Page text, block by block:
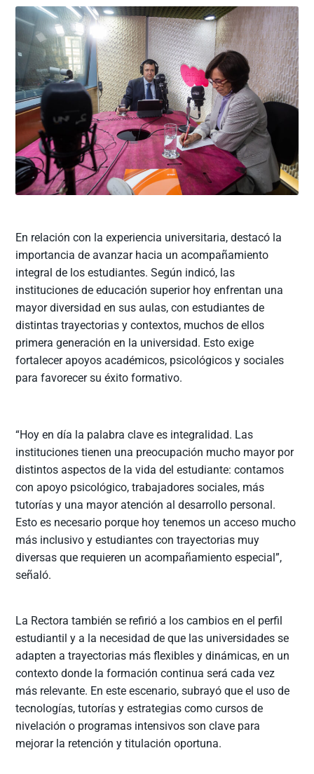
En relación con la experiencia universitaria, destacó la
importancia de avanzar hacia un acompañamiento
integral de los estudiantes. Según indicó, las
instituciones de educación superior hoy enfrentan una
mayor diversidad en sus aulas, con estudiantes de
distintas trayectorias y contextos, muchos de ellos
primera generación en la universidad. Esto exige
fortalecer apoyos académicos, psicológicos y sociales
para favorecer su éxito formativo.
“Hoy en día la palabra clave es integralidad. Las
instituciones tienen una preocupación mucho mayor por
distintos aspectos de la vida del estudiante: contamos
con apoyo psicológico, trabajadores sociales, más
tutorías y una mayor atención al desarrollo personal.
Esto es necesario porque hoy tenemos un acceso mucho
más inclusivo y estudiantes con trayectorias muy
diversas que requieren un acompañamiento especial”,
señaló.
La Rectora también se refirió a los cambios en el perfil
estudiantil y a la necesidad de que las universidades se
adapten a trayectorias más flexibles y dinámicas, en un
contexto donde la formación continua será cada vez
más relevante. En este escenario, subrayó que el uso de
tecnologías, tutorías y estrategias como cursos de
nivelación o programas intensivos son clave para
mejorar la retención y titulación oportuna.